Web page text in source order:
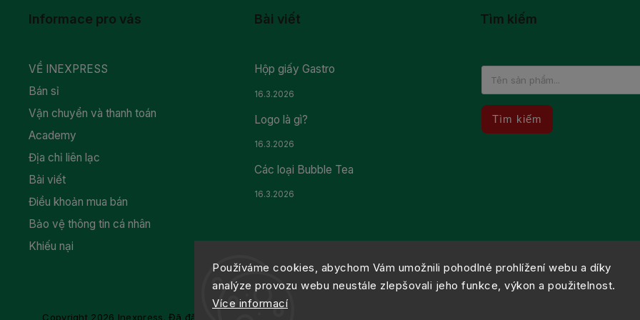
Používáme cookies, abychom Vám umožnili pohodlné prohlížení webu a díky
analýze provozu webu neustále zlepšovali jeho funkce, výkon a použitelnost.
Více informací
Informace pro vás
VỀ INEXPRESS
Bán sỉ
Vận chuyển và thanh toán
Academy
Địa chỉ liên lạc
Bài viết
Điều khoản mua bán
Bảo vệ thông tin cá nhân
Khiếu nại
Bài viết
Hộp giấy Gastro
16.3.2026
Logo là gì?
16.3.2026
Các loại Bubble Tea
16.3.2026
Tìm kiếm
Tìm kiếm
Copyright 2026 Inexpress. Đã đăng ký Bản quyền.